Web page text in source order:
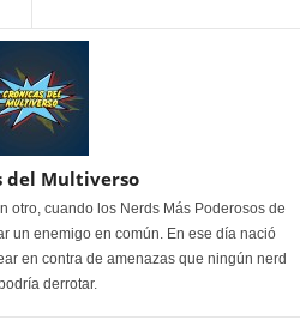
del Multiverso
otro, cuando los Nerds Más Poderosos de
un enemigo en común. En ese día nació
en contra de amenazas que ningún nerd
derrotar.